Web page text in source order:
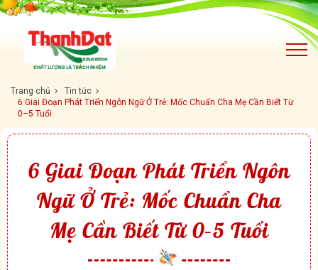
Trang chủ
Tin tức
6 Giai Đoạn Phát Triển Ngôn Ngữ Ở Trẻ: Mốc Chuẩn Cha Mẹ Cần Biết Từ
0–5 Tuổi
6 Giai Đoạn Phát Triển Ngôn
Ngữ Ở Trẻ: Mốc Chuẩn Cha
Mẹ Cần Biết Từ 0–5 Tuổi